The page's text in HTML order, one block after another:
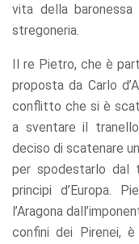
vita della
stregoneria.
Il re Pietro, che è
proposta da Carlo
conflitto che si è
a sventare il
deciso di scatenare
per spodestarlo dal
principi d’Europa.
l’Aragona
confini dei Pirenei,